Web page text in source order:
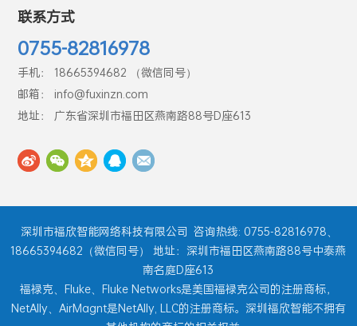
联系方式
0755-82816978
手机： 18665394682 （微信同号）
邮箱： info@fuxinzn.com
地址： 广东省深圳市福田区燕南路88号D座613
深圳市福欣智能网络科技有限公司 咨询热线: 0755-82816978、
18665394682（微信同号） 地址：深圳市福田区燕南路88号中泰燕
南名庭D座613
福禄克、Fluke、Fluke Networks是美国福禄克公司的注册商标，
NetAlly、AirMagnt是NetAlly, LLC的注册商标。深圳福欣智能不拥有